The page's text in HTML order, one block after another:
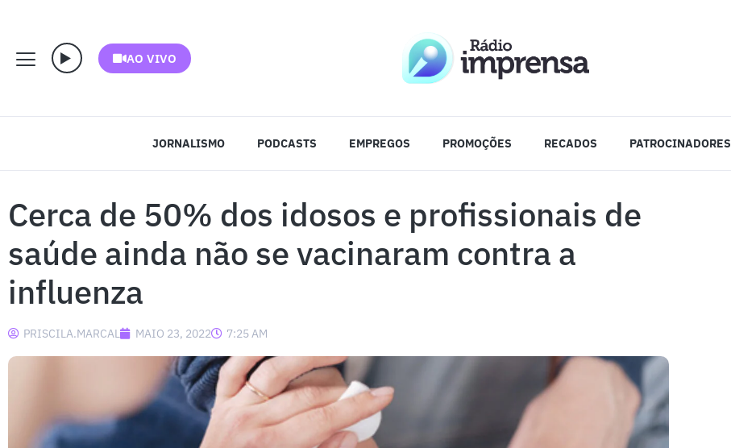
AO VIVO
JORNALISMO PODCASTS EMPREGOS PROMOÇÕES RECADOS PATROCINADORES
Cerca de 50% dos idosos e profissionais de
saúde ainda não se vacinaram contra a
influenza
PRISCILA.MARCAL MAIO 23, 2022 7:25 AM